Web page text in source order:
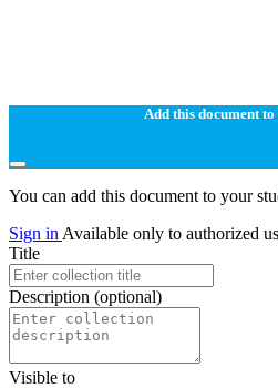
Add this document
You can add this document to your
Sign in Available only to authorized
Title
Description (optional)
Visible to